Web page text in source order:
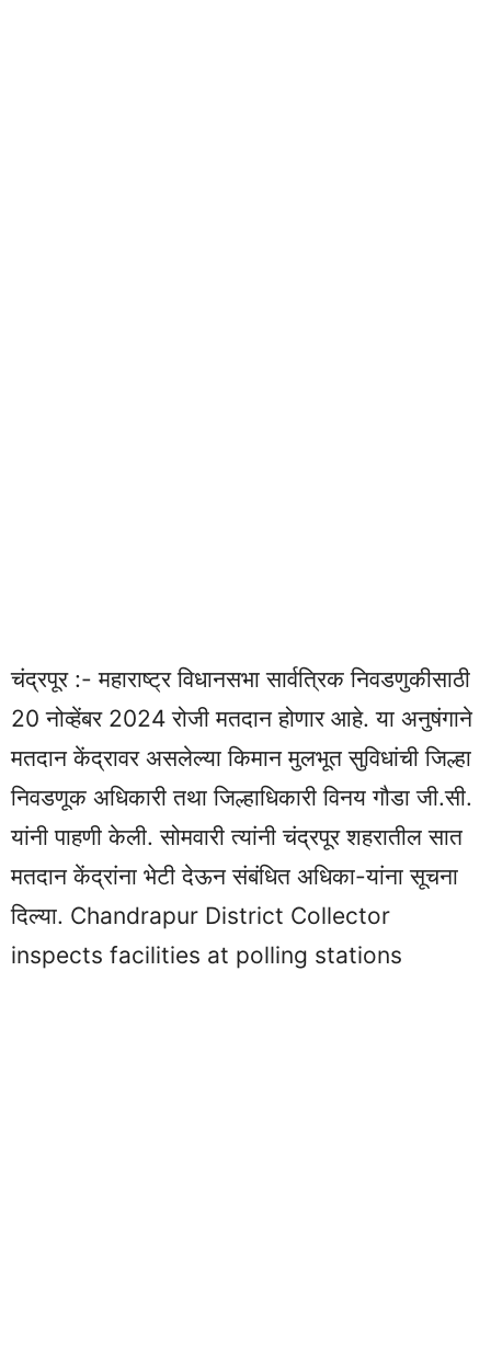
चंद्रपूर :- महाराष्ट्र विधानसभा सार्वत्रिक निवडणुकीसाठी
20 नोव्हेंबर 2024 रोजी मतदान होणार आहे. या अनुषंगाने
मतदान केंद्रावर असलेल्या किमान मुलभूत सुविधांची जिल्हा
निवडणूक अधिकारी तथा जिल्हाधिकारी विनय गौडा जी.सी.
यांनी पाहणी केली. सोमवारी त्यांनी चंद्रपूर शहरातील सात
मतदान केंद्रांना भेटी देऊन संबंधित अधिका-यांना सूचना
दिल्या. Chandrapur District Collector
inspects facilities at polling stations